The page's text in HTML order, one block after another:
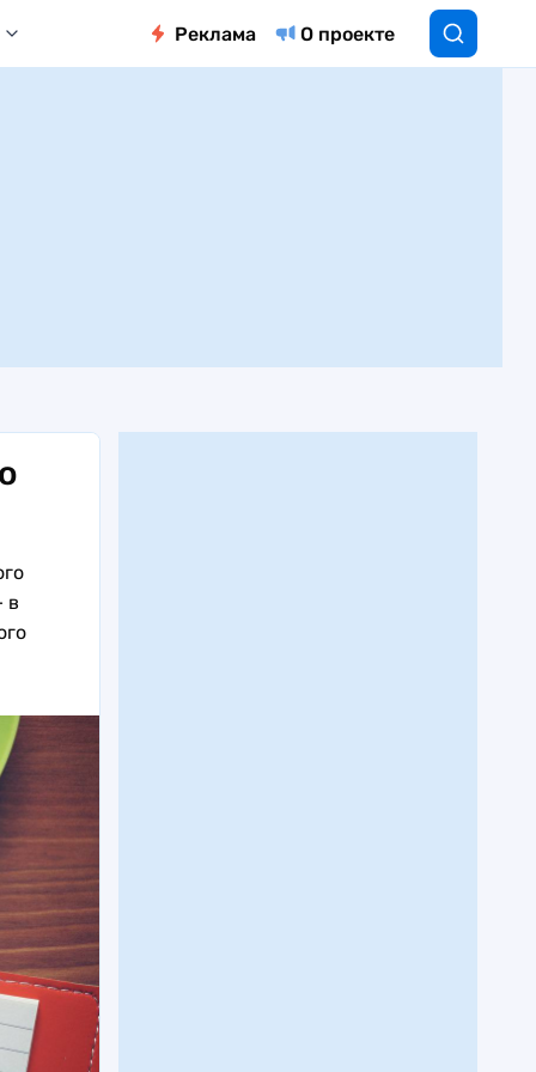
Реклама О проекте
в